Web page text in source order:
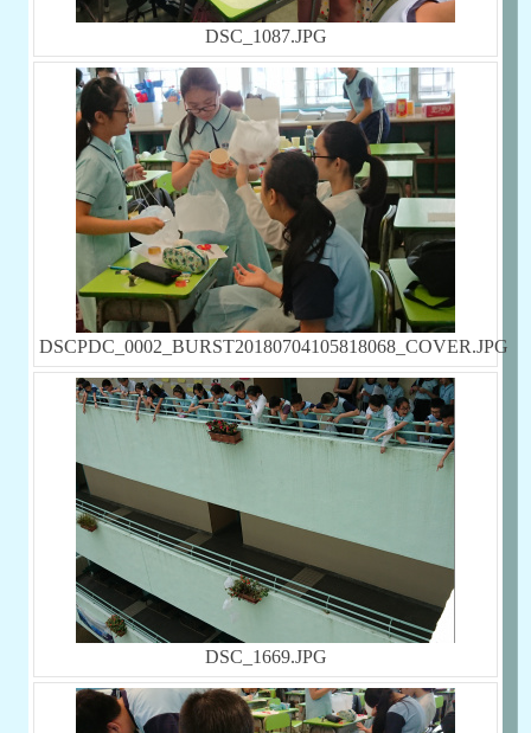
DSC_1087.JPG
DSCPDC_0002_BURST20180704105818068_COVER.JPG
DSC_1669.JPG